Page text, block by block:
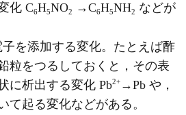
化 C6H5NO2 →C6H5NH2 などが
を添加する変化。たとえば酢
粒をつるしておくと，その表
に析出する変化 Pb2+ →Pb や，
て起る変化などがある。